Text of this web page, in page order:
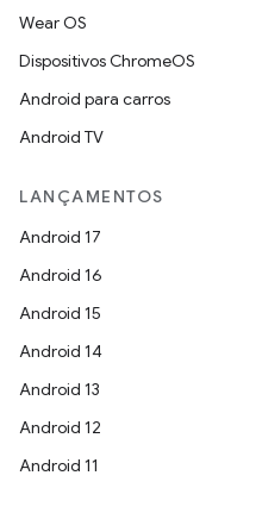
Wear OS
Dispositivos ChromeOS
Android para carros
Android TV
LANÇAMENTOS
Android 17
Android 16
Android 15
Android 14
Android 13
Android 12
Android 11